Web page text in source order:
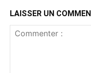
LAISSER UN